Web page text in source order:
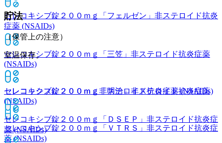
セレコキシブ錠２００ｍｇ「フェルゼン」 非ステロイド抗炎
症薬 (NSAIDs)
セレコキシブ錠２００ｍｇ「三笠」 非ステロイド抗炎症薬
(NSAIDs)
セレコキシブ錠２００ｍｇ「明治」非ステロイド抗炎症薬
(NSAIDs)
セレコキシブ錠２００ｍｇ「ＶＴＲＳ」 非ステロイド抗炎症
薬 (NSAIDs)
貯法
（保管上の注意）
室温保存。
セレコックス錠２００ｍｇ 非ステロイド抗炎症薬 (NSAIDs)
セレコキシブ錠２００ｍｇ「ＤＳＥＰ」 非ステロイド抗炎症
薬 (NSAIDs)